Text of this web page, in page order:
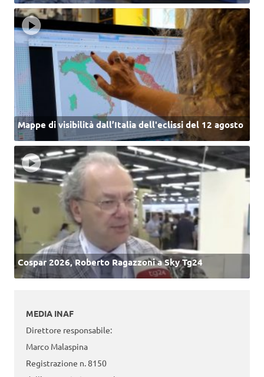
Mappe di visibilità dall’Italia dell'eclissi del 12 agosto
Cospar 2026, Roberto Ragazzoni a Sky Tg24
MEDIA INAF
Direttore responsabile:
Marco Malaspina
Registrazione n. 8150